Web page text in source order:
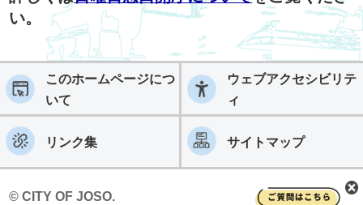
い。
このホームページにつ
いて
ウェブアクセシビリテ
ィ
リンク集 サイトマップ
© CITY OF JOSO.